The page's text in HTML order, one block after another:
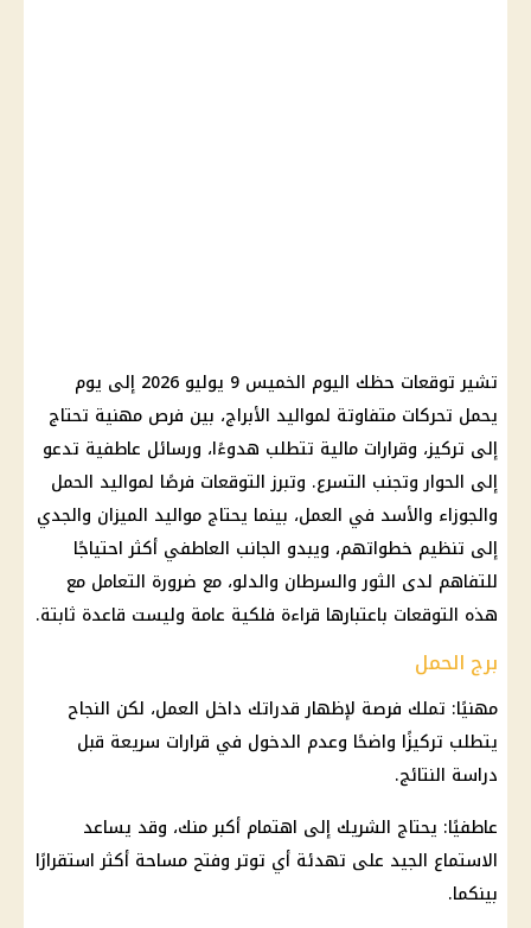
تشير توقعات حظك اليوم الخميس 9 يوليو 2026 إلى يوم
يحمل تحركات متفاوتة لمواليد الأبراج، بين فرص مهنية تحتاج
إلى تركيز، وقرارات مالية تتطلب هدوءًا، ورسائل عاطفية تدعو
إلى الحوار وتجنب التسرع. وتبرز التوقعات فرصًا لمواليد الحمل
والجوزاء والأسد في العمل، بينما يحتاج مواليد الميزان والجدي
إلى تنظيم خطواتهم، ويبدو الجانب العاطفي أكثر احتياجًا
للتفاهم لدى الثور والسرطان والدلو، مع ضرورة التعامل مع
هذه التوقعات باعتبارها قراءة فلكية عامة وليست قاعدة ثابتة.
برج الحمل
مهنيًا: تملك فرصة لإظهار قدراتك داخل العمل، لكن النجاح
يتطلب تركيزًا واضحًا وعدم الدخول في قرارات سريعة قبل
دراسة النتائج.
عاطفيًا: يحتاج الشريك إلى اهتمام أكبر منك، وقد يساعد
الاستماع الجيد على تهدئة أي توتر وفتح مساحة أكثر استقرارًا
بينكما.